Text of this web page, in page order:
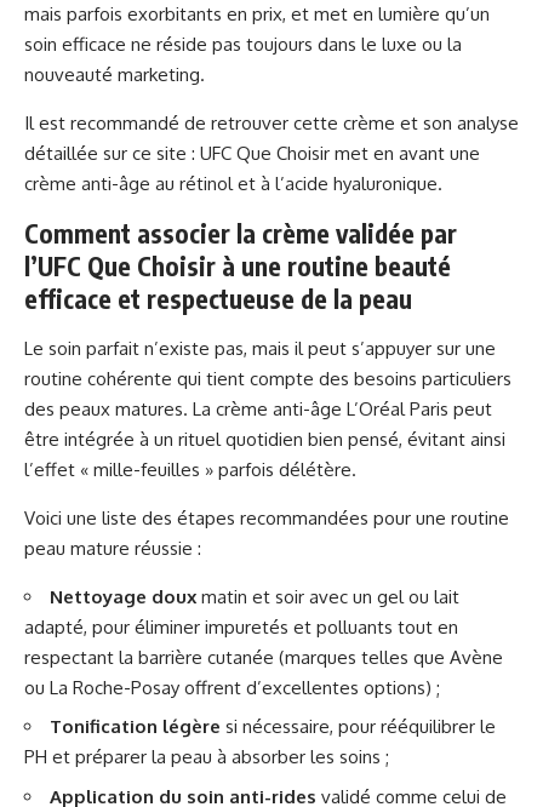
mais parfois exorbitants en prix, et met en lumière qu’un
soin efficace ne réside pas toujours dans le luxe ou la
nouveauté marketing.
Il est recommandé de retrouver cette crème et son analyse
détaillée sur ce site : UFC Que Choisir met en avant une
crème anti-âge au rétinol et à l’acide hyaluronique.
Comment associer la crème validée par
l’UFC Que Choisir à une routine beauté
efficace et respectueuse de la peau
Le soin parfait n’existe pas, mais il peut s’appuyer sur une
routine cohérente qui tient compte des besoins particuliers
des peaux matures. La crème anti-âge L’Oréal Paris peut
être intégrée à un rituel quotidien bien pensé, évitant ainsi
l’effet « mille-feuilles » parfois délétère.
Voici une liste des étapes recommandées pour une routine
peau mature réussie :
Nettoyage doux matin et soir avec un gel ou lait
adapté, pour éliminer impuretés et polluants tout en
respectant la barrière cutanée (marques telles que Avène
ou La Roche-Posay offrent d’excellentes options) ;
Tonification légère si nécessaire, pour rééquilibrer le
PH et préparer la peau à absorber les soins ;
Application du soin anti-rides validé comme celui de